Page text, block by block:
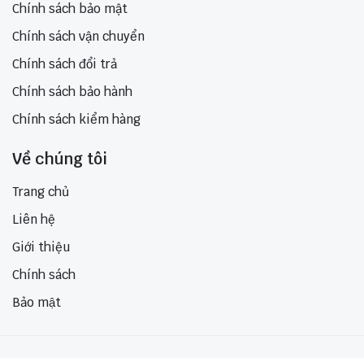
Chính sách bảo mật
Chính sách vận chuyển
Chính sách đổi trả
Chính sách bảo hành
Chính sách kiểm hàng
Về chúng tôi
Trang chủ
Liên hệ
Giới thiệu
Chính sách
Bảo mật